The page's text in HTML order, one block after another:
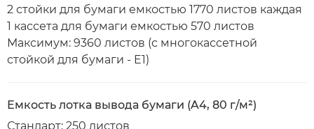
2 стойки для бумаги емкостью 1770 листов каждая
1 кассета для бумаги емкостью 570 листов
Максимум: 9360 листов (с многокассетной
стойкой для бумаги - E1)
Емкость лотка вывода бумаги (A4, 80 г/м²)
Стандарт: 250 листов